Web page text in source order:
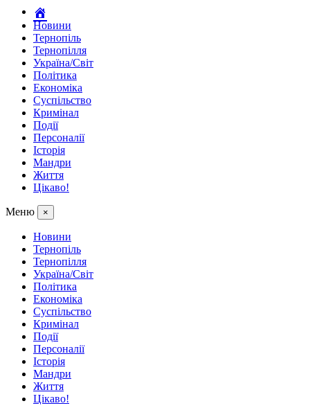
Новини
Тернопіль
Тернопілля
Україна/Світ
Політика
Економіка
Суспільство
Кримінал
Події
Персоналії
Історія
Мандри
Життя
Цікаво!
Меню ×
Новини
Тернопіль
Тернопілля
Україна/Світ
Політика
Економіка
Суспільство
Кримінал
Події
Персоналії
Історія
Мандри
Життя
Цікаво!